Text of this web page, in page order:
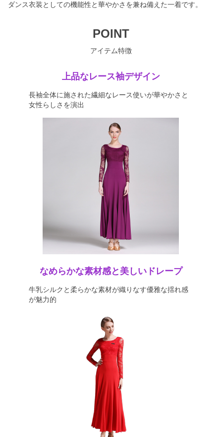
ダンス衣装としての機能性と華やかさを兼ね備えた一着です。
POINT
アイテム特徴
上品なレース袖デザイン
長袖全体に施された繊細なレース使いが華やかさと
女性らしさを演出
なめらかな素材感と美しいドレープ
牛乳シルクと柔らかな素材が織りなす優雅な揺れ感
が魅力的